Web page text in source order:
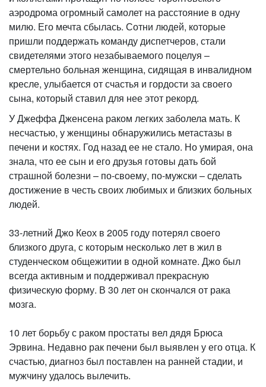
аэродрома огромный самолет на расстояние в одну
милю. Его мечта сбылась. Сотни людей, которые
пришли поддержать команду диспетчеров, стали
свидетелями этого незабываемого поцелуя –
смертельно больная женщина, сидящая в инвалидном
кресле, улыбается от счастья и гордости за своего
сына, который ставил для нее этот рекорд.
У Джеффа Дженсена раком легких заболела мать. К
несчастью, у женщины обнаружились метастазы в
печени и костях. Год назад ее не стало. Но умирая, она
знала, что ее сын и его друзья готовы дать бой
страшной болезни – по-своему, по-мужски – сделать
достижение в честь своих любимых и близких больных
людей.
33-летний Джо Кеох в 2005 году потерял своего
близкого друга, с которым несколько лет в жил в
студенческом общежитии в одной комнате. Джо был
всегда активным и поддерживал прекрасную
физическую форму. В 30 лет он скончался от рака
мозга.
10 лет борьбу с раком простаты вел дядя Брюса
Эрвина. Недавно рак печени был выявлен у его отца. К
счастью, диагноз был поставлен на ранней стадии, и
мужчину удалось вылечить.